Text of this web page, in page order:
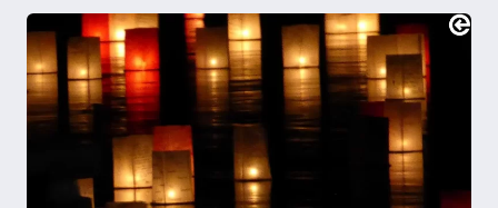
FÜR
DEN
COMMERCE
WICHTIG
SIND